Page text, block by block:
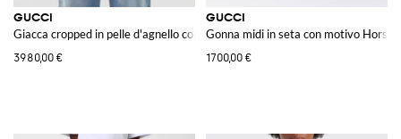
GUCCI
Giacca cropped in pelle d'agnello con chiusura a zip
3980,00 €
GUCCI
Gonna midi in seta con motivo
1700,00 €